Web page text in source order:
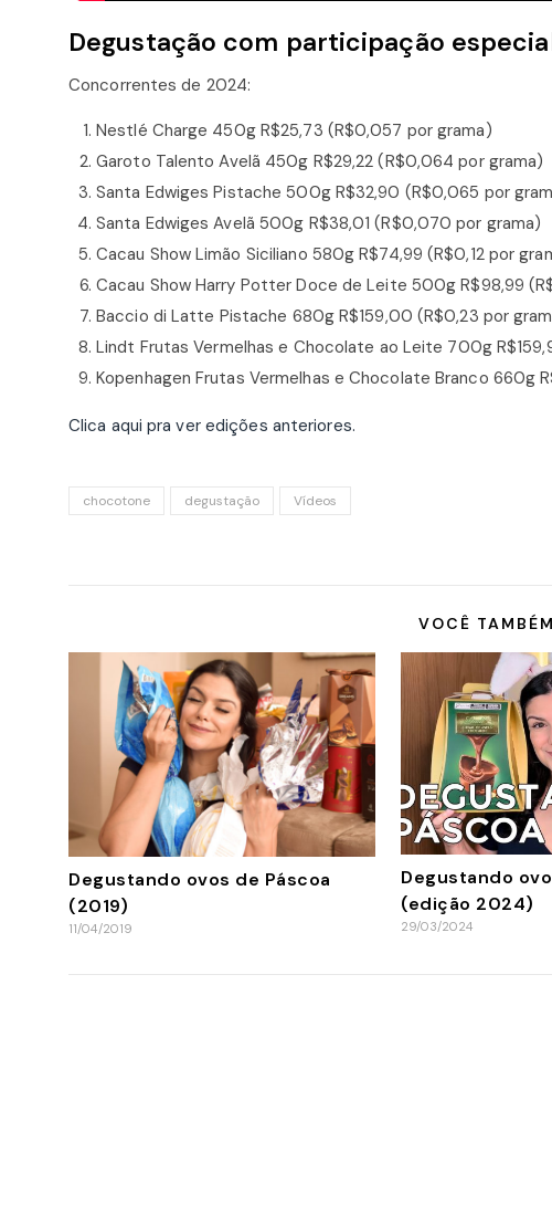
Degustação com participação
Concorrentes de 2024:
Nestlé Charge 450g R$25,73 (R$0,057 por grama)
Garoto Talento Avelã 450g R$29,22 (R$0,064 por grama)
Santa Edwiges Pistache 500g R$32,90 (R$0,065 por
Santa Edwiges Avelã 500g R$38,01 (R$0,070 por grama)
Cacau Show Limão Siciliano 580g R$74,99 (R$0,12 por
Cacau Show Harry Potter Doce de Leite 500g R$98,99
Baccio di Latte Pistache 680g R$159,00 (R$0,23 por
Lindt Frutas Vermelhas e Chocolate ao Leite 700g
Kopenhagen Frutas Vermelhas e Chocolate Branco 660g
Clica aqui pra ver edições anteriores.
chocotone degustação Vídeos
VOCÊ
Degustando ovos de Páscoa
(2019)
11/04/2019
Degustando
(edição 2024)
29/03/2024